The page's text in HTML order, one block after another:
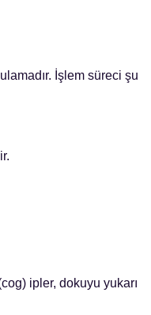
İşlem süreci şu
ipler, dokuyu yukarı